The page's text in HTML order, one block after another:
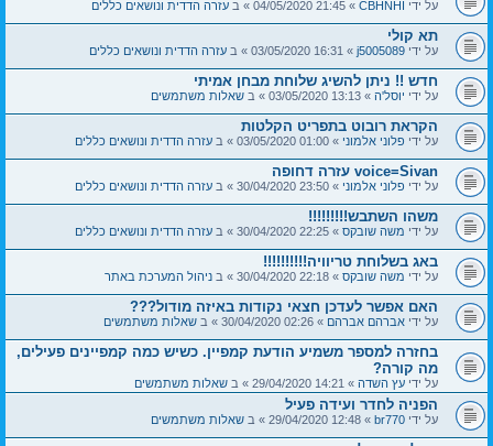
על ידי CBHNHI » 21:45 04/05/2020 » ב עזרה הדדית ונושאים כללים
תא קולי
על ידי j5005089 » 16:31 03/05/2020 » ב עזרה הדדית ונושאים כללים
חדש !! ניתן להשיג שלוחת מבחן אמיתי
על ידי יוסל'ה » 13:13 03/05/2020 » ב שאלות משתמשים
הקראת רובוט בתפריט הקלטות
על ידי פלוני אלמוני » 01:00 03/05/2020 » ב עזרה הדדית ונושאים כללים
voice=Sivan עזרה דחופה
על ידי פלוני אלמוני » 23:50 30/04/2020 » ב עזרה הדדית ונושאים כללים
משהו השתבש!!!!!!!!!
על ידי משה שובקס » 22:25 30/04/2020 » ב עזרה הדדית ונושאים כללים
באג בשלוחת טריוויה!!!!!!!!!!
על ידי משה שובקס » 22:18 30/04/2020 » ב ניהול המערכת באתר
האם אפשר לעדכן חצאי נקודות באיזה מודול???
על ידי אברהם אברהם » 02:26 30/04/2020 » ב שאלות משתמשים
בחזרה למספר משמיע הודעת קמפיין. כשיש כמה קמפיינים פעילים,
מה קורה?
על ידי עץ השדה » 14:21 29/04/2020 » ב שאלות משתמשים
הפניה לחדר ועידה פעיל
על ידי br770 » 12:48 29/04/2020 » ב שאלות משתמשים